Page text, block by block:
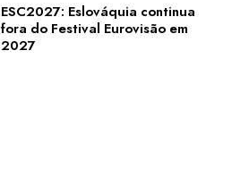
ESC2027: Eslováquia continua
fora do Festival Eurovisão em
2027